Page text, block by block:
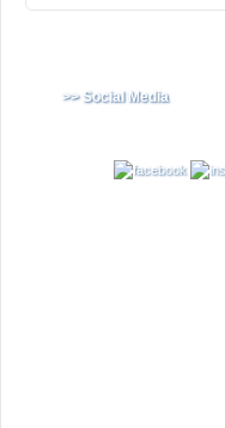
>> Social Media